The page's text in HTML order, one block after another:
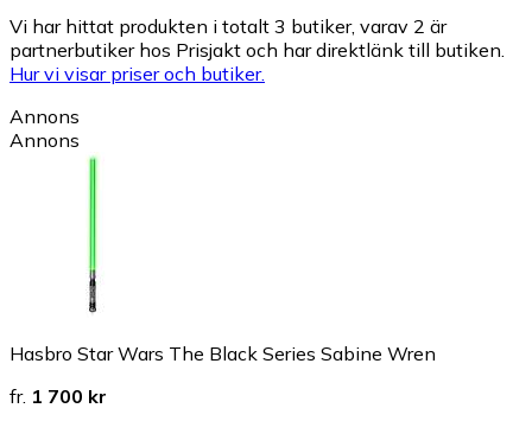
Vi har hittat produkten i totalt 3 butiker, varav 2 är
partnerbutiker hos Prisjakt och har direktlänk till butiken.
Hur vi visar priser och butiker.
Annons
Annons
Hasbro Star Wars The Black Series Sabine Wren
fr. 1 700 kr